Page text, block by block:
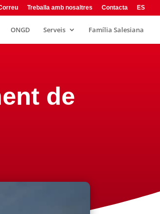
Treballa amb nosaltres Contacta ES
ONGD Serveis Família Salesiana
de